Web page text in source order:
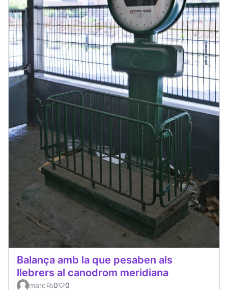
Balança amb la que pesaben als
llebrers al canodrom meridiana
marc 0 0